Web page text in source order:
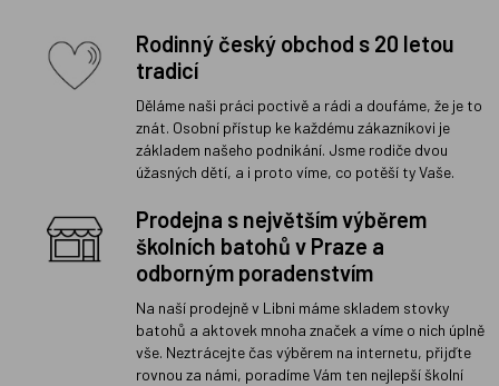
Rodinný český obchod s 20 letou
tradicí
Děláme naši práci poctivě a rádi a doufáme, že je to
znát. Osobní přístup ke každému zákazníkovi je
základem našeho podnikání. Jsme rodiče dvou
úžasných dětí, a i proto víme, co potěší ty Vaše.
Prodejna s největším výběrem
školních batohů v Praze a
odborným poradenstvím
Na naší prodejně v Libni máme skladem stovky
batohů a aktovek mnoha značek a víme o nich úplně
vše. Neztrácejte čas výběrem na internetu, přijďte
rovnou za námi, poradíme Vám ten nejlepší školní